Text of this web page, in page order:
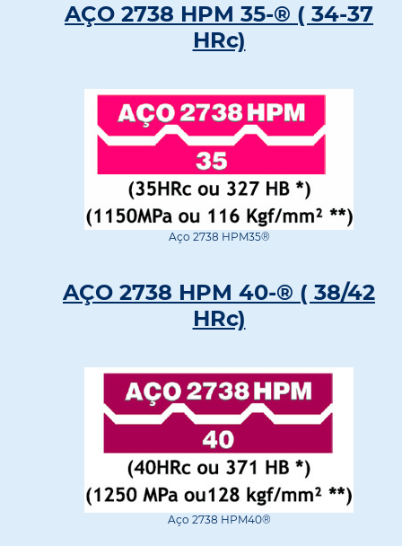
AÇO 2738 HPM 35-® ( 34-37
HRc)
Aço 2738 HPM35®
AÇO 2738 HPM 40-® ( 38/42
HRc)
Aço 2738 HPM40®